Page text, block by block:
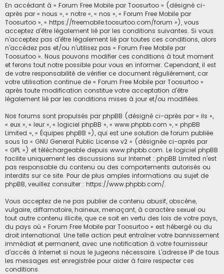
En accédant à « Forum Free Mobile par Toosurtoo » (désigné ci-
après par « nous », « notre », « nos », « Forum Free Mobile par
Toosurtoo », « https://freemobile.toosurtoo.com/forum »), vous
acceptez d’être légalement lié par les conditions suivantes. Si vous
n’acceptez pas d’être légalement lié par toutes ces conditions, alors
n’accédez pas et/ou n’utilisez pas « Forum Free Mobile par
Toosurtoo ». Nous pouvons modifier ces conditions à tout moment
et ferons tout notre possible pour vous en informer. Cependant, il est
de votre responsabilité de vérifier ce document régulièrement, car
votre utilisation continue de « Forum Free Mobile par Toosurtoo »
après toute modification constitue votre acceptation d’être
légalement lié par les conditions mises à jour et/ou modifiées.
Nos forums sont propulsés par phpBB (désigné ci-après par « ils »,
« eux », « leur », « logiciel phpBB », « www.phpbb.com », « phpBB
Limited », « Équipes phpBB »), qui est une solution de forum publiée
sous la « GNU General Public License v2 » (désignée ci-après par
« GPL ») et téléchargeable depuis www.phpbb.com. Le logiciel phpBB
facilite uniquement les discussions sur Internet ; phpBB Limited n’est
pas responsable du contenu ou des comportements autorisés ou
interdits sur ce site. Pour de plus amples informations au sujet de
phpBB, veuillez consulter : https://www.phpbb.com/.
Vous acceptez de ne pas publier de contenu abusif, obscène,
vulgaire, diffamatoire, haineux, menaçant, à caractère sexuel ou
tout autre contenu illicite, que ce soit en vertu des lois de votre pays,
du pays où « Forum Free Mobile par Toosurtoo » est hébergé ou du
droit international. Une telle action peut entraîner votre bannissement
immédiat et permanent, avec une notification à votre fournisseur
d’accès à Internet si nous le jugeons nécessaire. L’adresse IP de tous
les messages est enregistrée pour aider à faire respecter ces
conditions.